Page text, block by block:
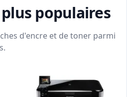
populaires
d'encre et de toner parmi